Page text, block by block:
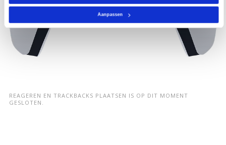
Aanpassen
REAGEREN EN TRACKBACKS PLAATSEN IS OP DIT MOMENT
GESLOTEN.